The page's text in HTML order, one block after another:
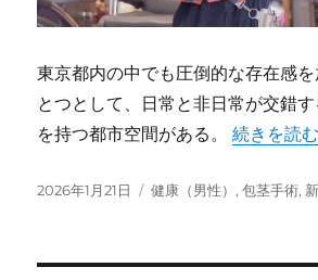
東京都内の中でも圧倒的な存在感
とつとして、日常と非日常が交錯
を持つ都市空間がある。“新宿東京
続きを読む
投
2026年1月21日
カ
健康（男性） ,包茎手術,